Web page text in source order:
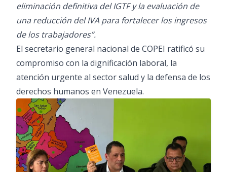
eliminación definitiva del IGTF y la evaluación de
una reducción del IVA para fortalecer los ingresos
de los trabajadores”.
El secretario general nacional de COPEI ratificó su
compromiso con la dignificación laboral, la
atención urgente al sector salud y la defensa de los
derechos humanos en Venezuela.